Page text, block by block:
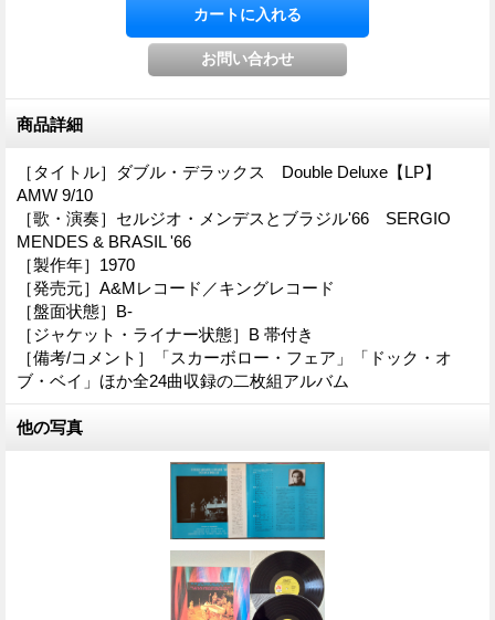
商品詳細
［タイトル］ダブル・デラックス Double Deluxe【LP】
AMW 9/10
［歌・演奏］セルジオ・メンデスとブラジル'66 SERGIO
MENDES & BRASIL '66
［製作年］1970
［発売元］A&Mレコード／キングレコード
［盤面状態］B-
［ジャケット・ライナー状態］B 帯付き
［備考/コメント］「スカーボロー・フェア」「ドック・オ
ブ・ベイ」ほか全24曲収録の二枚組アルバム
他の写真